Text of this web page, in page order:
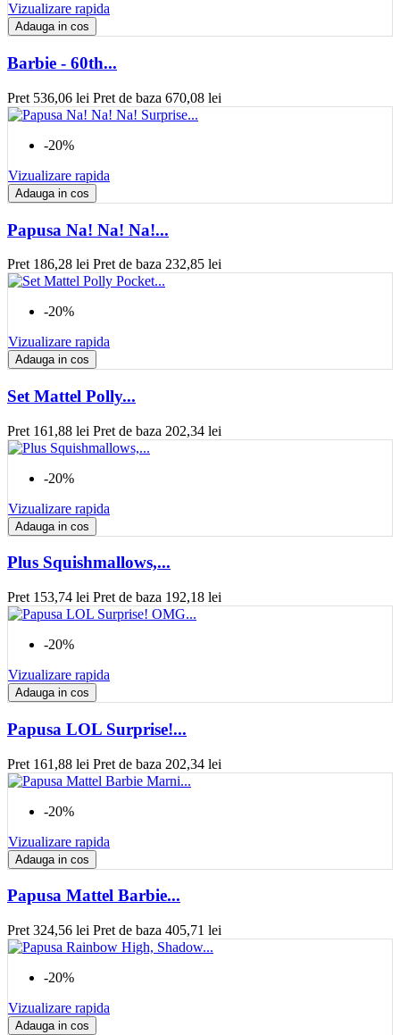
Vizualizare rapida
Adauga in cos
Barbie - 60th...
Pret 536,06 lei Pret de baza 670,08 lei
-20%
Vizualizare rapida
Adauga in cos
Papusa Na! Na! Na!...
Pret 186,28 lei Pret de baza 232,85 lei
-20%
Vizualizare rapida
Adauga in cos
Set Mattel Polly...
Pret 161,88 lei Pret de baza 202,34 lei
-20%
Vizualizare rapida
Adauga in cos
Plus Squishmallows,...
Pret 153,74 lei Pret de baza 192,18 lei
-20%
Vizualizare rapida
Adauga in cos
Papusa LOL Surprise!...
Pret 161,88 lei Pret de baza 202,34 lei
-20%
Vizualizare rapida
Adauga in cos
Papusa Mattel Barbie...
Pret 324,56 lei Pret de baza 405,71 lei
-20%
Vizualizare rapida
Adauga in cos